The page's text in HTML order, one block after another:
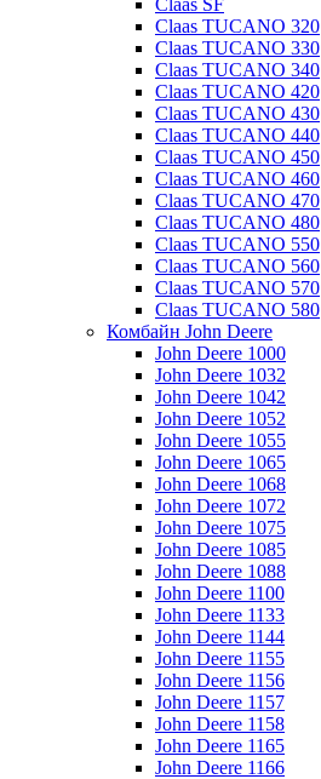
Claas SF
Claas TUCANO 320
Claas TUCANO 330
Claas TUCANO 340
Claas TUCANO 420
Claas TUCANO 430
Claas TUCANO 440
Claas TUCANO 450
Claas TUCANO 460
Claas TUCANO 470
Claas TUCANO 480
Claas TUCANO 550
Claas TUCANO 560
Claas TUCANO 570
Claas TUCANO 580
Комбайн John Deere
John Deere 1000
John Deere 1032
John Deere 1042
John Deere 1052
John Deere 1055
John Deere 1065
John Deere 1068
John Deere 1072
John Deere 1075
John Deere 1085
John Deere 1088
John Deere 1100
John Deere 1133
John Deere 1144
John Deere 1155
John Deere 1156
John Deere 1157
John Deere 1158
John Deere 1165
John Deere 1166